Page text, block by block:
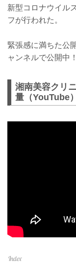
新型コロナウイル
フが行われた。
緊張感に満ちた公
ャンネルで公開中
湘南美容クリ
量（YouTube）